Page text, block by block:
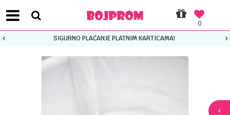
0
SIGURNO PLAĆANJE PLATNIM KARTICAMA!